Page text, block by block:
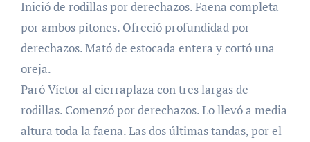
Inició de rodillas por derechazos. Faena completa
por ambos pitones. Ofreció profundidad por
derechazos. Mató de estocada entera y cortó una
oreja.
Paró Víctor al cierraplaza con tres largas de
rodillas. Comenzó por derechazos. Lo llevó a media
altura toda la faena. Las dos últimas tandas, por el